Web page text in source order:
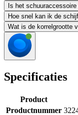
Is het
Hoe snel kan ik de
Wat is de korrelgrootte
Specificaties
Product
Productnummer